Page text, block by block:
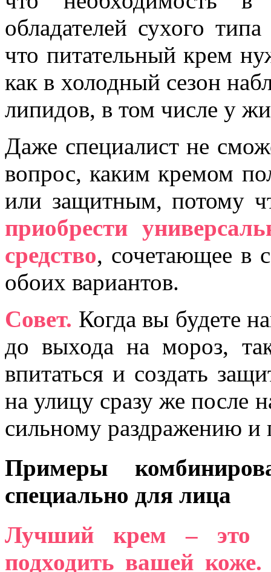
обладателей сухого
что питательный крем
как в холодный сезон
липидов, в том числе у
Даже специалист не
вопрос, каким кремом
или защитным, потому
приобрести
средство, сочетающее в
обоих вариантов.
Совет. Когда вы будете
до выхода на мороз,
впитаться и создать
на улицу сразу же после
сильному раздражению и
Примеры
специально для лица
Лучший крем – это
подходить вашей коже.